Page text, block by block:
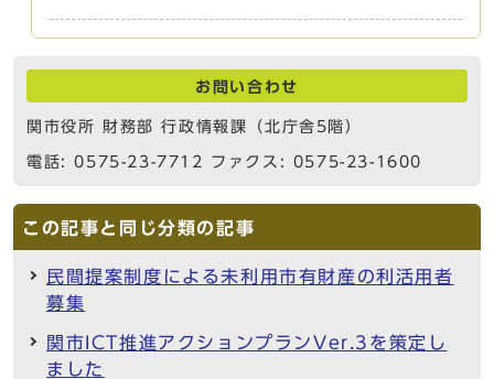
お問い合わせ
関市役所 財務部 行政情報課（北庁舎5階）
電話: 0575-23-7712 ファクス: 0575-23-1600
この記事と同じ分類の記事
民間提案制度による未利用市有財産の利活用者
募集
関市ICT推進アクションプランVer.3を策定し
ました